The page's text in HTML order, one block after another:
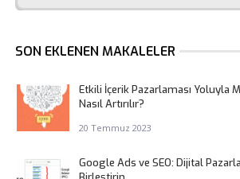
SON EKLENEN MAKALELER
Etkili İçerik Pazarlaması Yoluyla
Nasıl Artırılır?
20 Temmuz 2023
Google Ads ve SEO: Dijital